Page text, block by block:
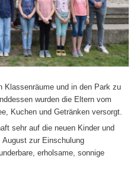
Klassenräume und in den Park zu
wurden die Eltern vom
Kuchen und Getränken versorgt.
sehr auf die neuen Kinder und
zur Einschulung
erholsame, sonnige